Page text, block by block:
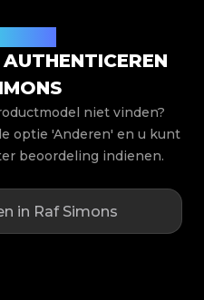
niet vinden?
optie 'Anderen' en u kunt
beoordeling indienen.